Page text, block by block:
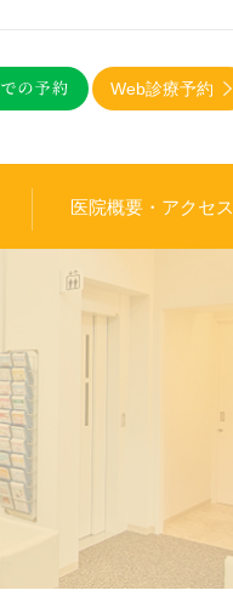
Web診療予約
医院概要・アクセス